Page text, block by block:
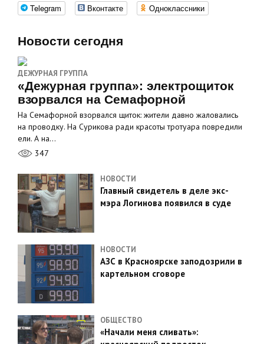
Telegram Вконтакте Одноклассники
Новости сегодня
ДЕЖУРНАЯ ГРУППА
«Дежурная группа»: электрощиток
взорвался на Семафорной
На Семафорной взорвался щиток: жители давно жаловались
на проводку. На Сурикова ради красоты тротуара повредили
ели. А на…
347
НОВОСТИ
Главный свидетель в деле экс-
мэра Логинова появился в суде
НОВОСТИ
АЗС в Красноярске заподозрили в
картельном сговоре
ОБЩЕСТВО
«Начали меня сливать»: